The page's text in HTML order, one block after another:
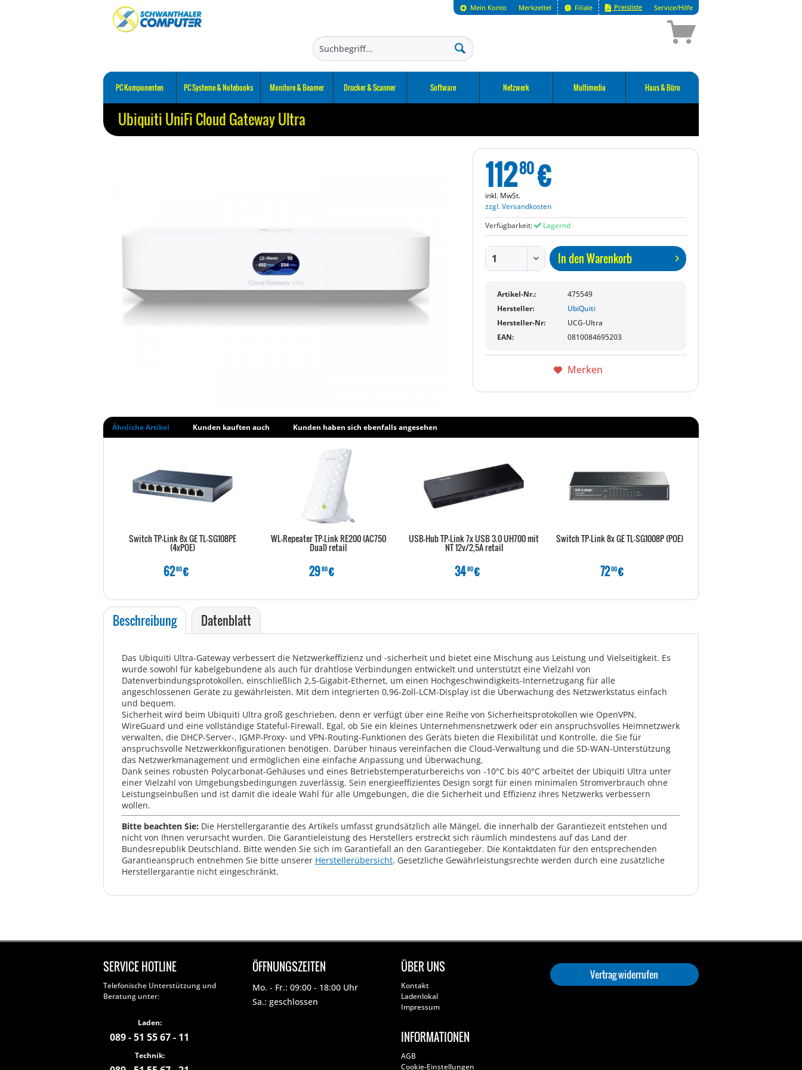
Mein Konto Merkzettel Filiale Preisliste Service/Hilfe
PC Komponenten PC Systeme & Notebooks Monitore & Beamer Drucker & Scanner Software Netzwerk Multimedia Haus & Büro
Ubiquiti UniFi Cloud Gateway Ultra
11280€
inkl. MwSt.
zzgl. Versandkosten
Verfügbarkeit:
Lagernd
In denWarenkorb
Artikel-Nr.:
475549
Hersteller:
UbiQuiti
Hersteller-Nr:
UCG-Ultra
EAN:
0810084695203
Merken
Ähnliche Artikel Kunden kauften auch Kunden haben sich ebenfalls angesehen
Switch TP-Link 8x GE TL-SG108PE
(4xPOE)
6280€
WL-Repeater TP-Link RE200 (AC750
Dual) retail
2980€
USB-Hub TP-Link 7x USB 3.0 UH700 mit
NT 12v/2,5A retail
3480€
Switch TP-Link 8x GE TL-SG1008P (POE)
7200€
Beschreibung Datenblatt
Das Ubiquiti Ultra-Gateway verbessert die Netzwerkeffizienz und -sicherheit und bietet eine Mischung aus Leistung und Vielseitigkeit. Es
wurde sowohl für kabelgebundene als auch für drahtlose Verbindungen entwickelt und unterstützt eine Vielzahl von
Datenverbindungsprotokollen, einschließlich 2,5-Gigabit-Ethernet, um einen Hochgeschwindigkeits-Internetzugang für alle
angeschlossenen Geräte zu gewährleisten. Mit dem integrierten 0,96-Zoll-LCM-Display ist die Überwachung des Netzwerkstatus einfach
und bequem.
Sicherheit wird beim Ubiquiti Ultra groß geschrieben, denn er verfügt über eine Reihe von Sicherheitsprotokollen wie OpenVPN,
WireGuard und eine vollständige Stateful-Firewall. Egal, ob Sie ein kleines Unternehmensnetzwerk oder ein anspruchsvolles Heimnetzwerk
verwalten, die DHCP-Server-, IGMP-Proxy- und VPN-Routing-Funktionen des Geräts bieten die Flexibilität und Kontrolle, die Sie für
anspruchsvolle Netzwerkkonfigurationen benötigen. Darüber hinaus vereinfachen die Cloud-Verwaltung und die SD-WAN-Unterstützung
das Netzwerkmanagement und ermöglichen eine einfache Anpassung und Überwachung.
Dank seines robusten Polycarbonat-Gehäuses und eines Betriebstemperaturbereichs von -10°C bis 40°C arbeitet der Ubiquiti Ultra unter
einer Vielzahl von Umgebungsbedingungen zuverlässig. Sein energieeffizientes Design sorgt für einen minimalen Stromverbrauch ohne
Leistungseinbußen und ist damit die ideale Wahl für alle Umgebungen, die die Sicherheit und Effizienz ihres Netzwerks verbessern
wollen.
Bitte beachten Sie: Die Herstellergarantie des Artikels umfasst grundsätzlich alle Mängel, die innerhalb der Garantiezeit entstehen und
nicht von Ihnen verursacht wurden. Die Garantieleistung des Herstellers erstreckt sich räumlich mindestens auf das Land der
Bundesrepublik Deutschland. Bitte wenden Sie sich im Garantiefall an den Garantiegeber. Die Kontaktdaten für den entsprechenden
Garantieanspruch entnehmen Sie bitte unserer Herstellerübersicht. Gesetzliche Gewährleistungsrechte werden durch eine zusätzliche
Herstellergarantie nicht eingeschränkt.
SERVICE HOTLINE
Telefonische Unterstützung und
Beratung unter:
Laden:
089 - 51 55 67 - 11
Technik:
ÖFFNUNGSZEITEN
Mo. - Fr.: 09:00 - 18:00 Uhr
Sa.: geschlossen
ÜBER UNS
Kontakt
Ladenlokal
Impressum
INFORMATIONEN
AGB
Cookie-Einstellungen
Vertrag widerrufen